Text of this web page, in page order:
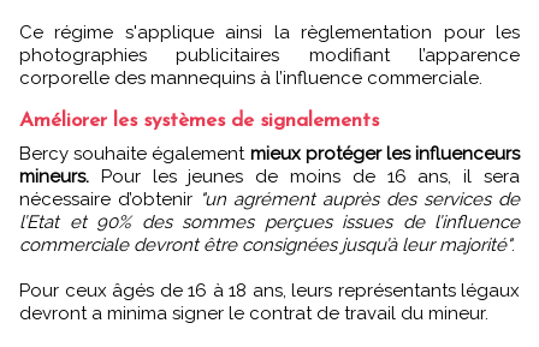
Ce régime s'applique ainsi la règlementation pour les
photographies publicitaires modifiant l’apparence
corporelle des mannequins à l’influence commerciale.
Améliorer les systèmes de signalements
Bercy souhaite également mieux protéger les influenceurs
mineurs. Pour les jeunes de moins de 16 ans, il sera
nécessaire d’obtenir "un agrément auprès des services de
l’Etat et 90% des sommes perçues issues de l’influence
commerciale devront être consignées jusqu’à leur majorité".
Pour ceux âgés de 16 à 18 ans, leurs représentants légaux
devront a minima signer le contrat de travail du mineur.